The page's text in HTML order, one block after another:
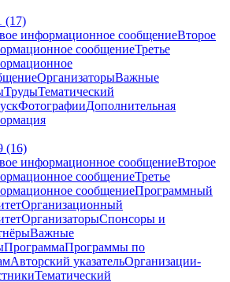
(17)
информационное сообщениеВторое
сообщениеТретье
ОрганизаторыВажные
ТрудыТематический
ФотографииДополнительная
(16)
информационное сообщениеВторое
сообщениеТретье
сообщениеПрограммный
Организационный
ОрганизаторыСпонсоры и
Важные
ПрограммаПрограммы по
Авторский указательОрганизации-
Тематический